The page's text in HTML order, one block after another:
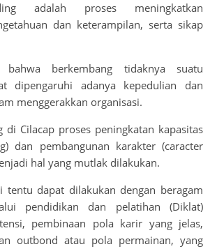
adalah proses meningkatkan
dan keterampilan, serta sikap
bahwa berkembang tidaknya suatu
dipengaruhi adanya kepedulian dan
menggerakkan organisasi.
di Cilacap proses peningkatan kapasitas
dan pembangunan karakter (caracter
hal yang mutlak dilakukan.
tentu dapat dilakukan dengan beragam
pendidikan dan pelatihan (Diklat)
pembinaan pola karir yang jelas,
outbond atau pola permainan, yang